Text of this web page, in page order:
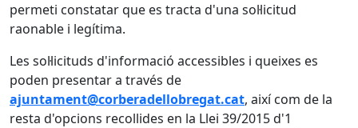
permeti constatar que es tracta d'una sol·licitud
raonable i legítima.
Les sol·licituds d'informació accessibles i queixes es
poden presentar a través de
ajuntament@corberadellobregat.cat, així com de la
resta d'opcions recollides en la Llei 39/2015 d'1